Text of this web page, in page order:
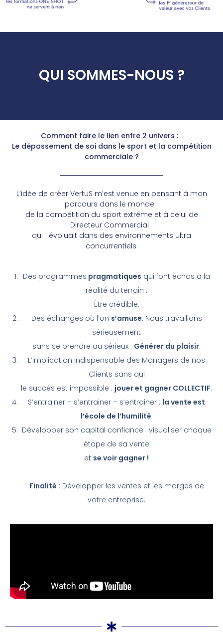
QUI SOMMES-NOUS ?
Comment faire le lien entre 2 univers :
Le dépassement de soi dans le sport et la compétition
commerciale ?
L’idée de créer VertuS m’est venue en pensant à mon
parcours dans le monde
de la compétition du sport extrême et à celui de
Directeur Commercial
qui évoluait dans des environnements ultra
concurrentiels.
Des programmes pragmatiques qui font échos à la
réalité du terrain :
Être crédible.
Des échanges où l’on s’amuse. Nous travaillons
sérieusement
sans se prendre au sérieux : Générer du plaisir.
L’implication indispensable des Managers de nos
Clients sans qui
le succès est impossible : jouer et gagner COLLECTIF.
S’entrainer – s’entrainer – s’entrainer : la vente est
l’école de l’humilité.
Développer son capital confiance : visualiser chaque
étape de sa vente
et se voir gagner !
Finalité : Développer les ventes et les marges de
votre entreprise.